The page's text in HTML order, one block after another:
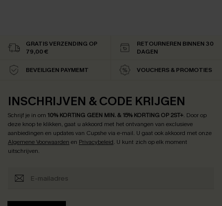
GRATIS VERZENDING OP
79,00 €
RETOURNEREN BINNEN 30
DAGEN
BEVEILIGEN PAYMEMT VOUCHERS & PROMOTIES
INSCHRIJVEN & CODE KRIJGEN
Schrijf je in om 10% KORTING GEEN MIN. & 15% KORTING OP 2ST+. Door op
deze knop te klikken, gaat u akkoord met het ontvangen van exclusieve
aanbiedingen en updates van Cupshe via e-mail. U gaat ook akkoord met onze
Algemene Voorwaarden en Privacybeleid. U kunt zich op elk moment
uitschrijven.